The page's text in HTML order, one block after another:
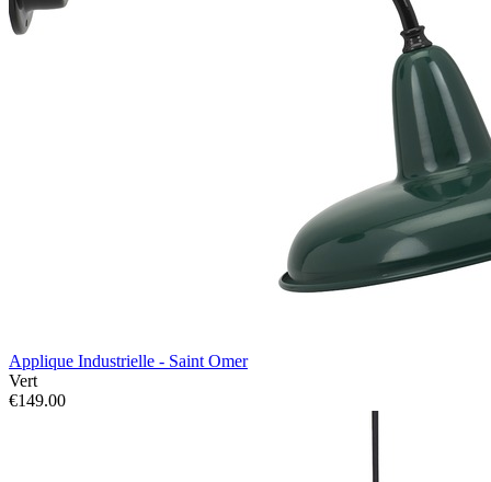
Applique Industrielle - Saint Omer
Vert
€149.00